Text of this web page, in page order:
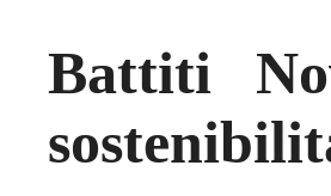
Battiti